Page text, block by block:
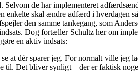
de har implementeret
skal ændre adfærd i hverdagen
den samme tankegang, som
Dog fortæller Schultz her om
en aktiv indsats:
at dér sparer jeg. For normalt ville jeg
til. Det bliver synligt – der er faktisk